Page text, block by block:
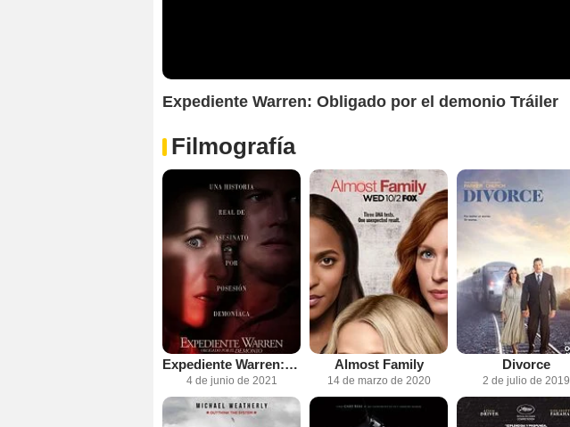
Expediente Warren: Obligado por el demonio Tráiler
Filmografía
Expediente Warren: Obligado por el demonio
4 de junio de 2021
Almost Family
14 de marzo de 2020
Divorce
2 de julio de 2019